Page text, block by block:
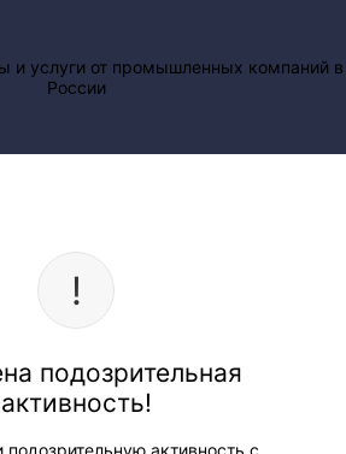
подозрительная
активность!
активность с